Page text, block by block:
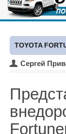
TOYOTA
Сергей